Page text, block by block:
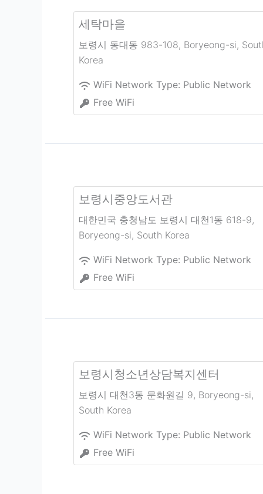
세탁마을
보령시 동대동 983-108, Boryeong-si,
Korea
WiFi Network Type: Public Network
Free WiFi
보령시중앙도서관
대한민국 충청남도 보령시 대천1동 618-9,
Boryeong-si, South Korea
WiFi Network Type: Public Network
Free WiFi
보령시청소년상담복지센터
보령시 대천3동 문화원길 9, Boryeong-si,
South Korea
WiFi Network Type: Public Network
Free WiFi